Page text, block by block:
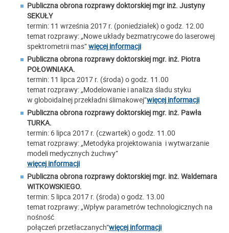
Publiczna obrona rozprawy doktorskiej mgr inż. Justyny
SEKUŁY
termin: 11 września 2017 r. (poniedziałek) o godz. 12.00
temat rozprawy: „Nowe układy bezmatrycowe do laserowej
spektrometrii mas”więcej informacji
Publiczna obrona rozprawy doktorskiej mgr. inż. Piotra
POŁOWNIAKA.
termin: 11 lipca 2017 r. (środa) o godz. 11.00
temat rozprawy: „Modelowanie i analiza śladu styku
w globoidalnej przekładni ślimakowej”więcej informacji
Publiczna obrona rozprawy doktorskiej mgr. inż. Pawła
TURKA.
termin: 6 lipca 2017 r. (czwartek) o godz. 11.00
temat rozprawy: „Metodyka projektowania i wytwarzanie
modeli medycznych żuchwy”
więcej informacji
Publiczna obrona rozprawy doktorskiej mgr. inż. Waldemara
WITKOWSKIEGO.
termin: 5 lipca 2017 r. (środa) o godz. 13.00
temat rozprawy: „Wpływ parametrów technologicznych na
nośność
połączeń przetłaczanych”więcej informacji